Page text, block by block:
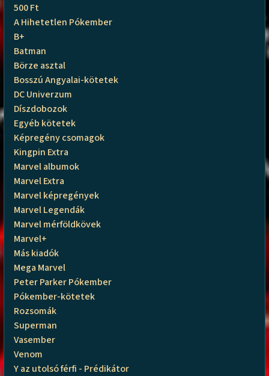
500 Ft
A Hihetetlen Pókember
B+
Batman
Börze asztal
Bosszú Angyalai-kötetek
DC Univerzum
Díszdobozok
Egyéb kötetek
Képregény csomagok
Kingpin Extra
Marvel albumok
Marvel Extra
Marvel képregények
Marvel Legendák
Marvel mérföldkövek
Marvel+
Más kiadók
Mega Marvel
Peter Parker Pókember
Pókember-kötetek
Rozsomák
Superman
Vasember
Venom
Y az utolsó férfi - Prédikátor